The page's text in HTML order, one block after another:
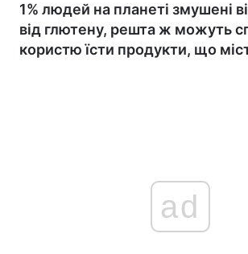
1% людей на планеті змушені
від глютену, решта ж можуть
користю їсти продукти, що
ad